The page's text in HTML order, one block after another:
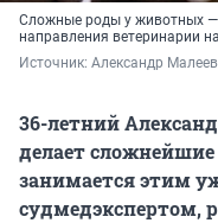
Сложные роды у животных —
направления ветеринарии
Источник: Александр Малеев
36-летний
делает
занимается этим
судмедэкспертом,